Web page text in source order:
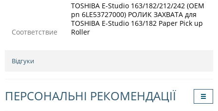
Соответствие
TOSHIBA E-Studio 163/182/212/242 (OEM
pn 6LE53727000) РОЛИК ЗАХВАТА для
TOSHIBA E-Studio 163/182 Paper Pick up
Roller
Відгуки
ПЕРСОНАЛЬНІ РЕКОМЕНДАЦІЇ